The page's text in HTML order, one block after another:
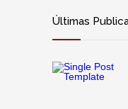
Últimas